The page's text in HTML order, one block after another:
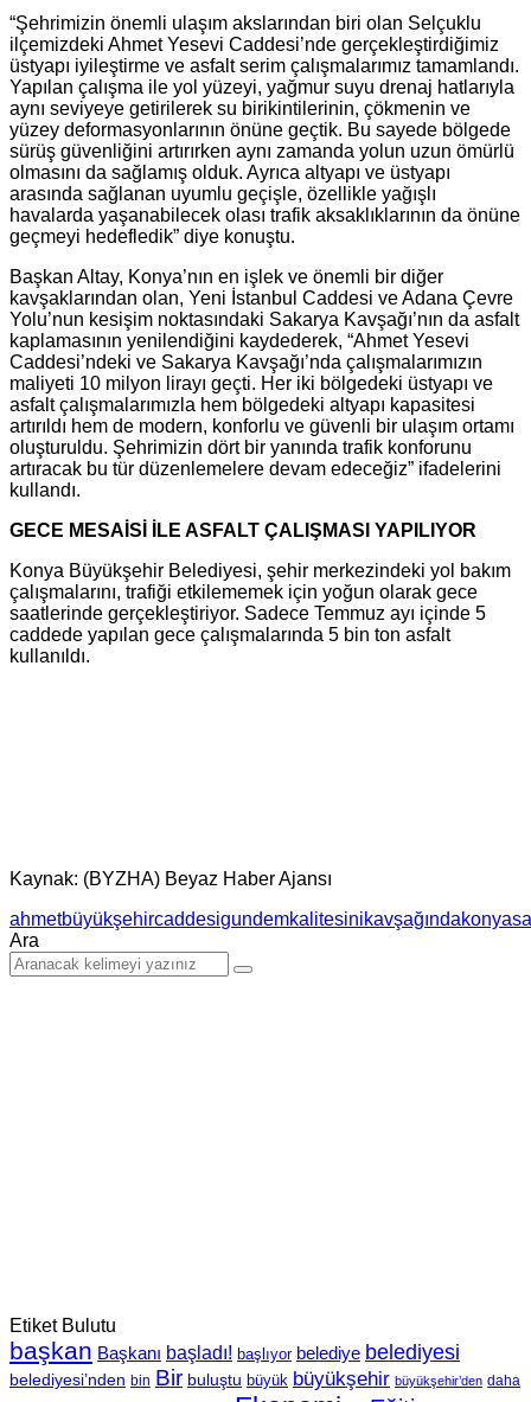
“Şehrimizin önemli ulaşım akslarından biri olan Selçuklu
ilçemizdeki Ahmet Yesevi Caddesi’nde gerçekleştirdiğimiz
üstyapı iyileştirme ve asfalt serim çalışmalarımız tamamlandı.
Yapılan çalışma ile yol yüzeyi, yağmur suyu drenaj hatlarıyla
aynı seviyeye getirilerek su birikintilerinin, çökmenin ve
yüzey deformasyonlarının önüne geçtik. Bu sayede bölgede
sürüş güvenliğini artırırken aynı zamanda yolun uzun ömürlü
olmasını da sağlamış olduk. Ayrıca altyapı ve üstyapı
arasında sağlanan uyumlu geçişle, özellikle yağışlı
havalarda yaşanabilecek olası trafik aksaklıklarının da önüne
geçmeyi hedefledik” diye konuştu.
Başkan Altay, Konya’nın en işlek ve önemli bir diğer
kavşaklarından olan, Yeni İstanbul Caddesi ve Adana Çevre
Yolu’nun kesişim noktasındaki Sakarya Kavşağı’nın da asfalt
kaplamasının yenilendiğini kaydederek, “Ahmet Yesevi
Caddesi’ndeki ve Sakarya Kavşağı’nda çalışmalarımızın
maliyeti 10 milyon lirayı geçti. Her iki bölgedeki üstyapı ve
asfalt çalışmalarımızla hem bölgedeki altyapı kapasitesi
artırıldı hem de modern, konforlu ve güvenli bir ulaşım ortamı
oluşturuldu. Şehrimizin dört bir yanında trafik konforunu
artıracak bu tür düzenlemelere devam edeceğiz” ifadelerini
kullandı.
GECE MESAİSİ İLE ASFALT ÇALIŞMASI YAPILIYOR
Konya Büyükşehir Belediyesi, şehir merkezindeki yol bakım
çalışmalarını, trafiği etkilememek için yoğun olarak gece
saatlerinde gerçekleştiriyor. Sadece Temmuz ayı içinde 5
caddede yapılan gece çalışmalarında 5 bin ton asfalt
kullanıldı.
Kaynak: (BYZHA) Beyaz Haber Ajansı
ahmetbüyükşehircaddesigundemkalitesinikavşağındakonya
Ara
Etiket Bulutu
başkan Başkanı başladı! başlıyor belediye belediyesi
belediyesi’nden bin Bir buluştu büyük büyükşehir büyükşehir’den daha